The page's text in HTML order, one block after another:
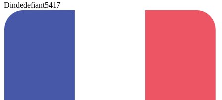
Dindedefiant5417